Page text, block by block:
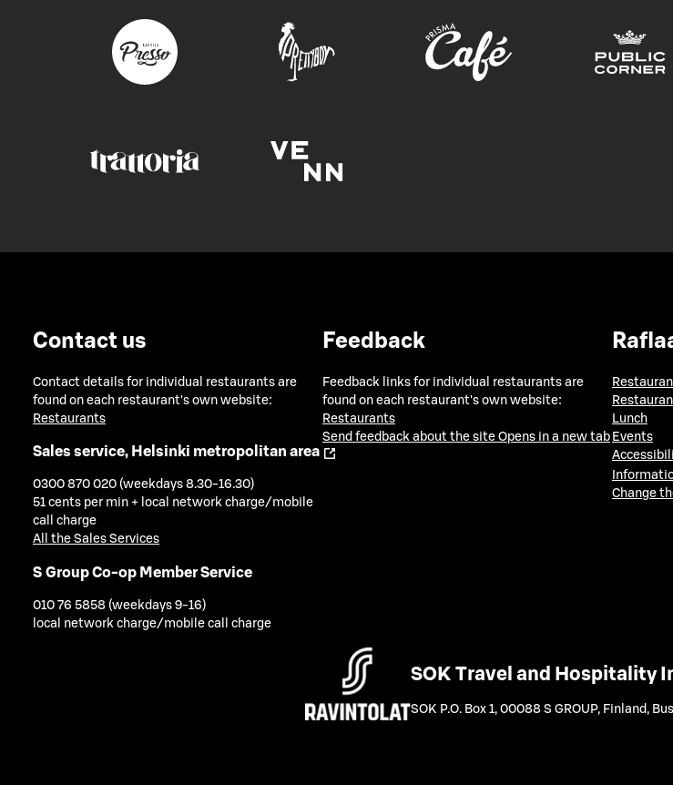
Contact us
Contact details for individual restaurants are
found on each restaurant's own website:
Restaurants
Sales service, Helsinki metropolitan area
0300 870 020 (weekdays 8.30-16.30)
51 cents per min + local network charge/mobile
call charge
All the Sales Services
S Group Co-op Member Service
010 76 5858 (weekdays 9-16)
local network charge/mobile call charge
Feedback
Feedback links for individual restaurants are
found on each restaurant's own website:
Restaurants
Send feedback about the site Opens in a new tab
Lunch
Events
Change
SOK Travel and Hospitality
SOK P.O. Box 1, 00088 S GROUP, Finland ,